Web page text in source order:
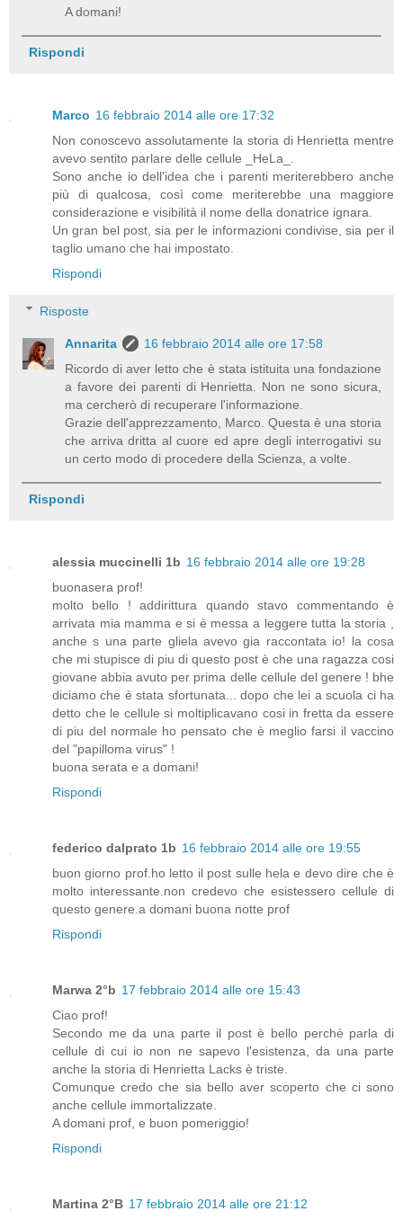
A domani!
Rispondi
Marco 16 febbraio 2014 alle ore 17:32
Non conoscevo assolutamente la storia di Henrietta mentre
avevo sentito parlare delle cellule _HeLa_.
Sono anche io dell'idea che i parenti meriterebbero anche
più di qualcosa, così come meriterebbe una maggiore
considerazione e visibilità il nome della donatrice ignara.
Un gran bel post, sia per le informazioni condivise, sia per il
taglio umano che hai impostato.
Rispondi
Risposte
Annarita
16 febbraio 2014 alle ore 17:58
Ricordo di aver letto che è stata istituita una fondazione
a favore dei parenti di Henrietta. Non ne sono sicura,
ma cercherò di recuperare l'informazione.
Grazie dell'apprezzamento, Marco. Questa è una storia
che arriva dritta al cuore ed apre degli interrogativi su
un certo modo di procedere della Scienza, a volte.
Rispondi
alessia muccinelli 1b 16 febbraio 2014 alle ore 19:28
buonasera prof!
molto bello ! addirittura quando stavo commentando è
arrivata mia mamma e si è messa a leggere tutta la storia ,
anche s una parte gliela avevo gia raccontata io! la cosa
che mi stupisce di piu di questo post è che una ragazza cosi
giovane abbia avuto per prima delle cellule del genere ! bhe
diciamo che è stata sfortunata... dopo che lei a scuola ci ha
detto che le cellule si moltiplicavano cosi in fretta da essere
di piu del normale ho pensato che è meglio farsi il vaccino
del "papilloma virus" !
buona serata e a domani!
Rispondi
federico dalprato 1b 16 febbraio 2014 alle ore 19:55
buon giorno prof.ho letto il post sulle hela e devo dire che è
molto interessante.non credevo che esistessero cellule di
questo genere.a domani buona notte prof
Rispondi
Marwa 2°b 17 febbraio 2014 alle ore 15:43
Ciao prof!
Secondo me da una parte il post è bello perchè parla di
cellule di cui io non ne sapevo l'esistenza, da una parte
anche la storia di Henrietta Lacks è triste.
Comunque credo che sia bello aver scoperto che ci sono
anche cellule immortalizzate.
A domani prof, e buon pomeriggio!
Rispondi
Martina 2°B 17 febbraio 2014 alle ore 21:12